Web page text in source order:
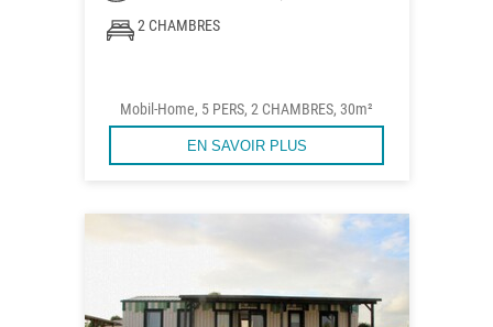
2 CHAMBRES
Mobil-Home, 5 PERS, 2 CHAMBRES, 30m²
EN SAVOIR PLUS